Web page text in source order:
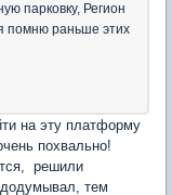
парковку, Регион
помню раньше этих
на эту платформу
похвально!
решили
додумывал, тем